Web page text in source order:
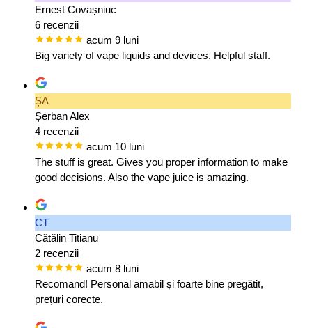
Ernest Covașniuc
6 recenzii
acum 9 luni
Big variety of vape liquids and devices. Helpful staff.
ȘA
Șerban Alex
4 recenzii
acum 10 luni
The stuff is great. Gives you proper information to make
good decisions. Also the vape juice is amazing.
CT
Cătălin Titianu
2 recenzii
acum 8 luni
Recomand! Personal amabil și foarte bine pregătit,
prețuri corecte.